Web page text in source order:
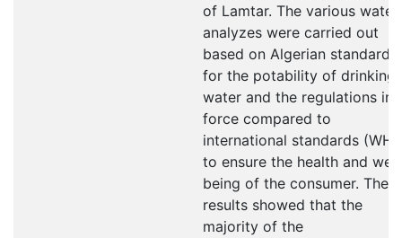
of Lamtar. The various water
analyzes were carried out
based on Algerian standards
for the potability of drinking
water and the regulations in
force compared to
international standards
to ensure the health and
being of the consumer. The
results showed that the
majority of the